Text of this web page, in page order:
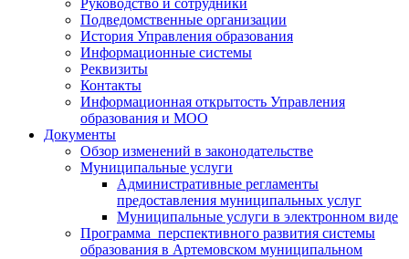
Руководство и сотрудники
Подведомственные организации
История Управления образования
Информационные системы
Реквизиты
Контакты
Информационная открытость Управления
образования и МОО
Документы
Обзор изменений в законодательстве
Муниципальные услуги
Административные регламенты
предоставления муниципальных услуг
Муниципальные услуги в электронном виде
Программа перспективного развития системы
образования в Артемовском муниципальном